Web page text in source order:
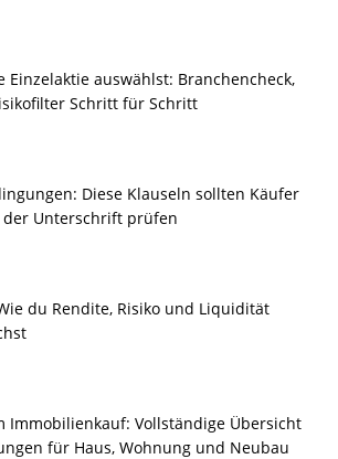
Einzelaktie auswählst: Branchencheck,
Schritt für Schritt
Diese Klauseln sollten Käufer
der Unterschrift prüfen
du Rendite, Risiko und Liquidität
Immobilienkauf: Vollständige Übersicht
für Haus, Wohnung und Neubau